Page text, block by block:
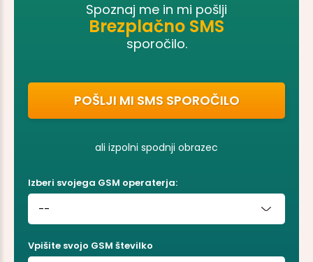
Spoznaj me in mi pošlji
Brezplačno SMS
sporočilo.
POŠLJI MI SMS SPOROČILO
ali izpolni spodnji obrazec
Izberi svojega GSM operaterja:
--
Vpišite svojo GSM številko